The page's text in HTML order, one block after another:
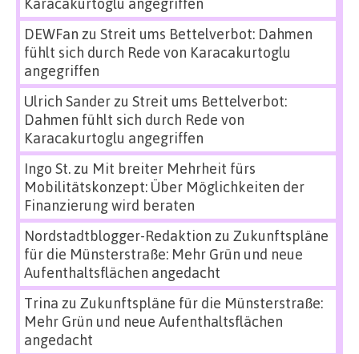
DEWFan zu Streit ums Bettelverbot: Dahmen
fühlt sich durch Rede von Karacakurtoglu
angegriffen
Ulrich Sanderzu Streit ums Bettelverbot:
Dahmen fühlt sich durch Rede von
Karacakurtoglu angegriffen
Ingo St.zu Mit breiter Mehrheit fürs
Mobilitätskonzept: Über Möglichkeiten der
Finanzierung wird beraten
Nordstadtblogger-Redaktion zu Zukunftspläne
für die Münsterstraße: Mehr Grün und neue
Aufenthaltsflächen angedacht
Trina zu Zukunftspläne für die Münsterstraße:
Mehr Grün und neue Aufenthaltsflächen
angedacht